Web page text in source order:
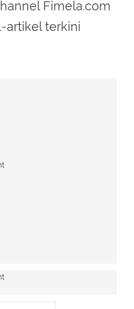
Fimela.com
artikel terkini